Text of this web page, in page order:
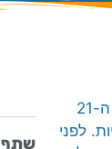
ניהול מחסן במאה ה-21
לפני
שתף